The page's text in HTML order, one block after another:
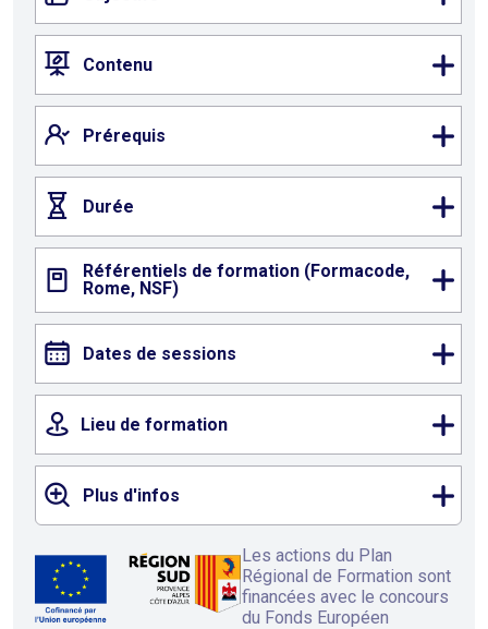
Contenu
Prérequis
Durée
Référentiels de formation (Formacode,
Rome, NSF)
Dates de sessions
Lieu de formation
Plus d'infos
Les actions du Plan
Régional de Formation sont
financées avec le concours
du Fonds Européen